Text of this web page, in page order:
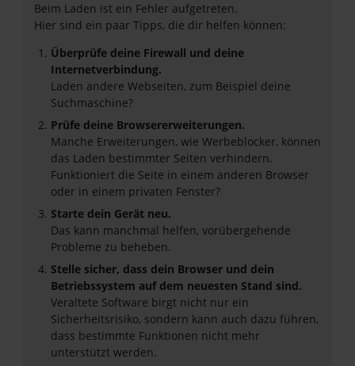
Beim Laden ist ein Fehler aufgetreten.
Hier sind ein paar Tipps, die dir helfen können:
Überprüfe deine Firewall und deine
Internetverbindung.
Laden andere Webseiten, zum Beispiel deine
Suchmaschine?
Prüfe deine Browsererweiterungen.
Manche Erweiterungen, wie Werbeblocker, können
das Laden bestimmter Seiten verhindern.
Funktioniert die Seite in einem anderen Browser
oder in einem privaten Fenster?
Starte dein Gerät neu.
Das kann manchmal helfen, vorübergehende
Probleme zu beheben.
Stelle sicher, dass dein Browser und dein
Betriebssystem auf dem neuesten Stand sind.
Veraltete Software birgt nicht nur ein
Sicherheitsrisiko, sondern kann auch dazu führen,
dass bestimmte Funktionen nicht mehr
unterstützt werden.